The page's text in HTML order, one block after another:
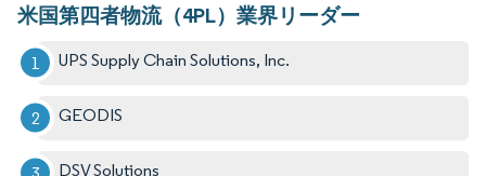
米国第四者物流（4PL）業界リーダー
UPS Supply Chain Solutions, Inc.
GEODIS
DSV Solutions